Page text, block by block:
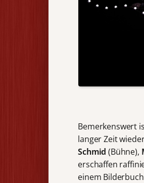
Bemerkenswert
langer Zeit
Schmid (Bühne),
erschaffen
einem